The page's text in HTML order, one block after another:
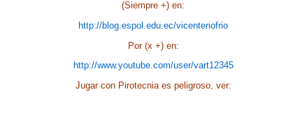
(Siempre +) en:
http://blog.espol.edu.ec/vicenteriofrio
Por (x +) en:
http://www.youtube.com/user/vart12345
Jugar con Pirotecnia es peligroso, ver: